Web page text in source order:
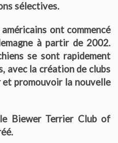
chien
Cotations et Tan
sélectives.
ont commencé
à partir de 2002.
se sont rapidement
avec la création de clubs
promouvoir la nouvelle
Biewer Terrier Club of